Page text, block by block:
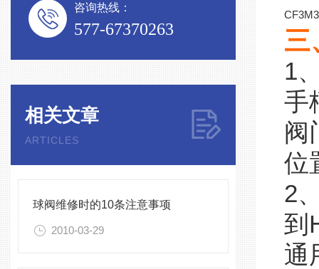
咨询热线：
577-67370263
相关文章
ARTICLES
球阀维修时的10条注意事项
2010-03-29
CF3M
三
1
手
阀
位
2
到
通